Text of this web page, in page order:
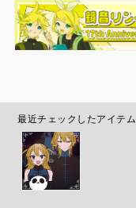
最近チェックしたアイテム